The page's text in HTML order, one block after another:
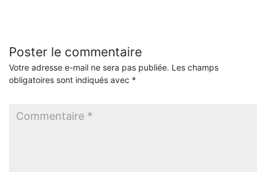
Poster le commentaire
Votre adresse e-mail ne sera pas publiée. Les champs
obligatoires sont indiqués avec *